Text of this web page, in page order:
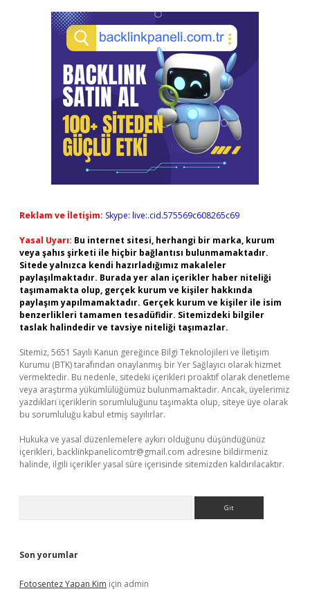
Reklam ve İletişim: Skype: live:.cid.575569c608265c69
Yasal Uyarı: Bu internet sitesi, herhangi bir marka, kurum
veya şahıs şirketi ile hiçbir bağlantısı bulunmamaktadır.
Sitede yalnızca kendi hazırladığımız makaleler
paylaşılmaktadır. Burada yer alan içerikler haber niteliği
taşımamakta olup, gerçek kurum ve kişiler hakkında
paylaşım yapılmamaktadır. Gerçek kurum ve kişiler ile isim
benzerlikleri tamamen tesadüfidir. Sitemizdeki bilgiler
taslak halindedir ve tavsiye niteliği taşımazlar.
Sitemiz, 5651 Sayılı Kanun gereğince Bilgi Teknolojileri ve İletişim
Kurumu (BTK) tarafından onaylanmış bir Yer Sağlayıcı olarak hizmet
vermektedir. Bu nedenle, sitedeki içerikleri proaktif olarak denetleme
veya araştırma yükümlülüğümüz bulunmamaktadır. Ancak, üyelerimiz
yazdıkları içeriklerin sorumluluğunu taşımakta olup, siteye üye olarak
bu sorumluluğu kabul etmiş sayılırlar.
Hukuka ve yasal düzenlemelere aykırı olduğunu düşündüğünüz
içerikleri, backlinkpanelicomtr@gmail.com adresine bildirmeniz
halinde, ilgili içerikler yasal süre içerisinde sitemizden kaldırılacaktır.
Son yorumlar
Fotosentez Yapan Kim için admin